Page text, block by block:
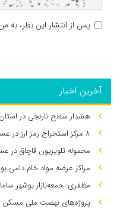
پس از انتشار این نظر، به
آخرین اخبار
هشدار سطح نارنجی در
۸ مرکز استخراج رمز ارز در عسلویه متلاشی شد
محموله تلویزیون قاچاق در
مراکز عرضه مواد خام دامی
مظفری: جمعه‌بازار بوشهر
پروژه‌های نهضت ملی مسکن